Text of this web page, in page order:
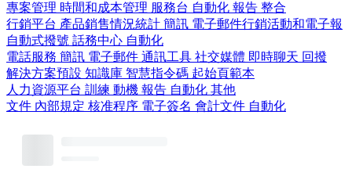
專案管理 時間和成本管理 服務台 自動化 報告 整合
行銷平台 產品銷售情況統計 簡訊 電子郵件行銷活動和電子報
自動式撥號 話務中心 自動化
電話服務 簡訊 電子郵件 通訊工具 社交媒體 即時聊天 回撥
解決方案預設 知識庫 智慧指令碼 起始頁範本
人力資源平台 訓練 動機 報告 自動化 其他
文件 內部規定 核准程序 電子簽名 會計文件 自動化